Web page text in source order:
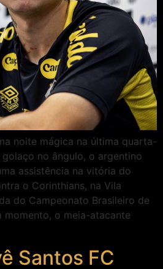
noite mágica na última quarta-
no ângulo, o argentino
assistência na vitória do
o Corinthians, na Vila
do Campeonato Brasileiro de
momento, o meia-atacante
Santos FC